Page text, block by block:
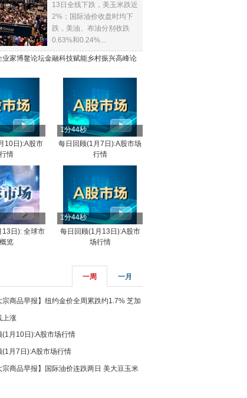
13日全线下跌，美玉米跌近
2%；国际油价收盘时均下
跌，美油、布油分别收跌
0.63%和0.24%...
家博鳌论坛金融科技赋能乡村振兴高峰论
10日):A股市
情
1分44秒
每日回顾(1月7日):A股市场
行情
13日): 全球市
览
1分44秒
每日回顾(1月13日):A股市
场行情
一周 一月
宗商品早报】纽约金价全周累跌约1.7% 芝加
上涨
(1月10日):A股市场行情
(1月7日):A股市场行情
宗商品早报】国际油价连跌两日 美大豆玉米